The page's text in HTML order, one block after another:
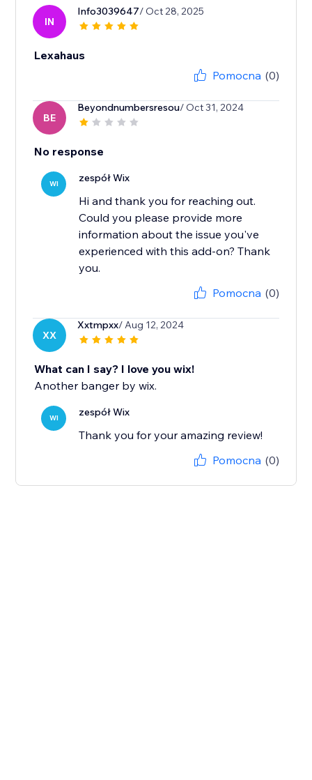
IN
Info3039647/ Oct 28, 2025
Lexahaus
Pomocna (0)
BE
Beyondnumbersresou/ Oct 31, 2024
No response
WI zespół Wix
Hi and thank you for reaching out.
Could you please provide more
information about the issue you've
experienced with this add-on? Thank
you.
Pomocna (0)
XX
Xxtmpxx/ Aug 12, 2024
What can I say? I love you wix!
Another banger by wix.
WI zespół Wix
Thank you for your amazing review!
Pomocna (0)